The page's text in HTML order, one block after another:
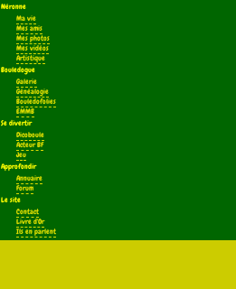
Néronne
Ma vie
Mes amis
Mes photos
Mes vidéos
Artistique
Bouledogue
Galerie
Généalogie
Bouledofolies
EMMB
Se divertir
Dicoboule
Acteur BF
Jeu
Approfondir
Annuaire
Forum
Le site
Contact
Livre d'Or
Ils en parlent